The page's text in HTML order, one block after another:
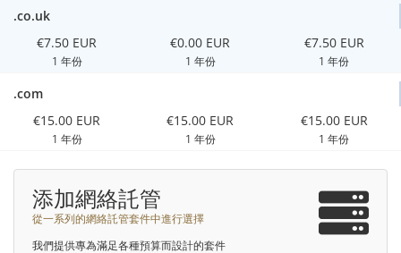
.co.uk
€7.50 EUR
1 年份
€0.00 EUR
1 年份
€7.50 EUR
1 年份
.com
€15.00 EUR
1 年份
€15.00 EUR
1 年份
€15.00 EUR
1 年份
添加網絡託管
從一系列的網絡託管套件中進行選擇
我們提供專為滿足各種預算而設計的套件